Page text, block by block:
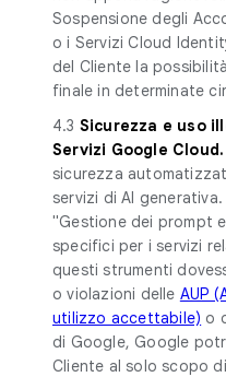
Sospensione degli
o i Servizi Cloud
del Cliente la
finale in determinate
4.3 Sicurezza e uso
Servizi Google Cloud.
sicurezza
servizi di AI
"Gestione dei prompt
specifici per i servizi
questi strumenti
o violazioni delle AUP
utilizzo accettabile) o
di Google, Google
Cliente al solo scopo